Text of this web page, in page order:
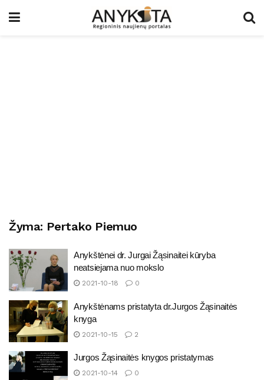
Žyma: Pertako Piemuo
Anykštėnei dr. Jurgai Žąsinaitei kūryba
neatsiejama nuo mokslo
2021-10-18 0
Anykštėnams pristatyta dr.Jurgos Žąsinaitės
knyga
2021-10-15 2
Jurgos Žąsinaitės knygos pristatymas
2021-10-14 0